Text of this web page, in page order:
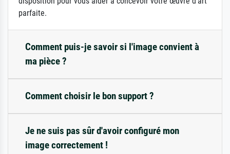
parfaite.
Comment puis-je savoir si l'image convient à
ma pièce ?
Comment choisir le bon support ?
Je ne suis pas sûr d'avoir configuré mon
image correctement !